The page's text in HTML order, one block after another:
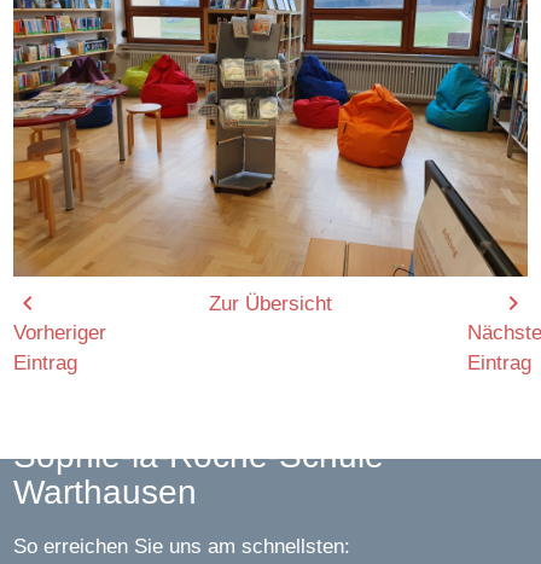
chevron_left
Vorheriger
Eintrag
Zur Übersicht chevron_right
Eintrag
Sophie-la-Roche-Schule
Warthausen
So erreichen Sie uns am schnellsten: